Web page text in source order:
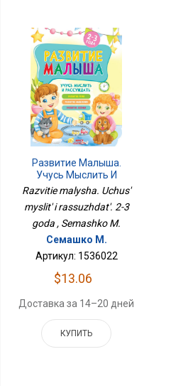
Развитие Малыша.
Учусь Мыслить И
Рассуждать. 2-3 Года
Razvitie malysha. Uchus'
myslit' i rassuzhdat'. 2-3
goda , Semashko M.
Семашко М.
Артикул: 1536022
$13.06
Доставка за 14–20 дней
КУПИТЬ